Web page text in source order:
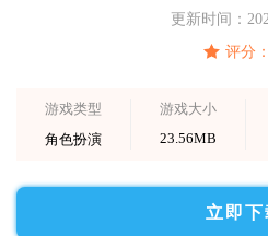
更新时间：
评分
游戏类型
角色扮演
游戏大小
23.56MB
立即下